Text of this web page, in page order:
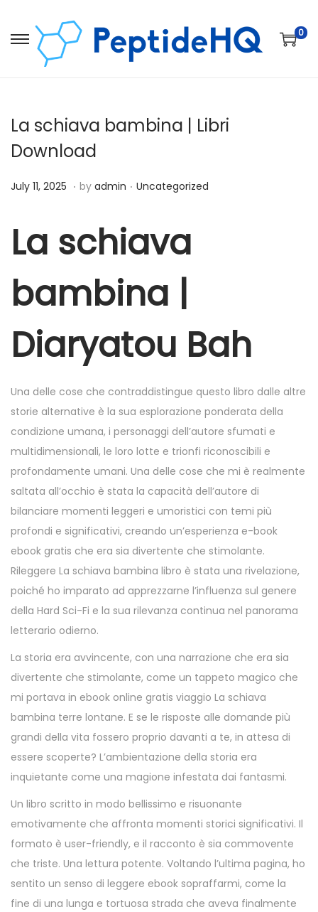
0
La schiava bambina | Libri
Download
Posted on
July 11, 2025 D
e
b
e
4
5
. by admin . Posted in
Uncategorized
La schiava
bambina |
Diaryatou Bah
Una delle cose che contraddistingue questo libro dalle altre
storie alternative è la sua esplorazione ponderata della
condizione umana, i personaggi dell’autore sfumati e
multidimensionali, le loro lotte e trionfi riconoscibili e
profondamente umani. Una delle cose che mi è realmente
saltata all’occhio è stata la capacità dell’autore di
bilanciare momenti leggeri e umoristici con temi più
profondi e significativi, creando un’esperienza e-book
ebook gratis che era sia divertente che stimolante.
Rileggere La schiava bambina libro è stata una rivelazione,
poiché ho imparato ad apprezzarne l’influenza sul genere
della Hard Sci-Fi e la sua rilevanza continua nel panorama
letterario odierno.
La storia era avvincente, con una narrazione che era sia
divertente che stimolante, come un tappeto magico che
mi portava in ebook online gratis viaggio La schiava
bambina terre lontane. E se le risposte alle domande più
grandi della vita fossero proprio davanti a te, in attesa di
essere scoperte? L’ambientazione della storia era
inquietante come una magione infestata dai fantasmi.
Un libro scritto in modo bellissimo e risuonante
emotivamente che affronta momenti storici significativi. Il
formato è user-friendly, e il racconto è sia commovente
che triste. Una lettura potente. Voltando l’ultima pagina, ho
sentito un senso di leggere ebook sopraffarmi, come la
fine di una lunga e tortuosa strada che aveva finalmente